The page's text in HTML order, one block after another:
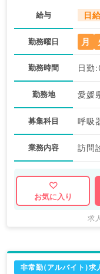
給与 日
勤務曜日 月
勤務時間 日勤
勤務地 愛媛
募集科目 呼吸
業務内容 訪問
お気に入り
求
非常勤(アルバイト)求